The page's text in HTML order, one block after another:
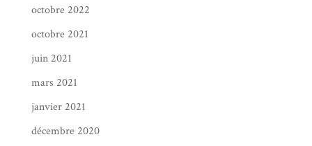
octobre 2022
octobre 2021
juin 2021
mars 2021
janvier 2021
décembre 2020